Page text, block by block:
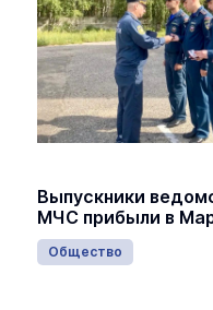
17:00
Василий
мужское
Здоровье и
Выпускники
МЧС прибыли в
Общество